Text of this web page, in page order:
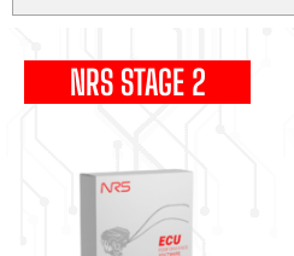
NRS STAGE 2